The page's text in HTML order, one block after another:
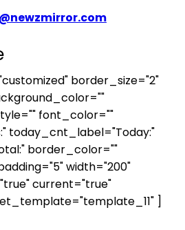
border_size="2"
font_color=""
today_cnt_label="Today:"
border_color=""
width="200"
current="true"
]